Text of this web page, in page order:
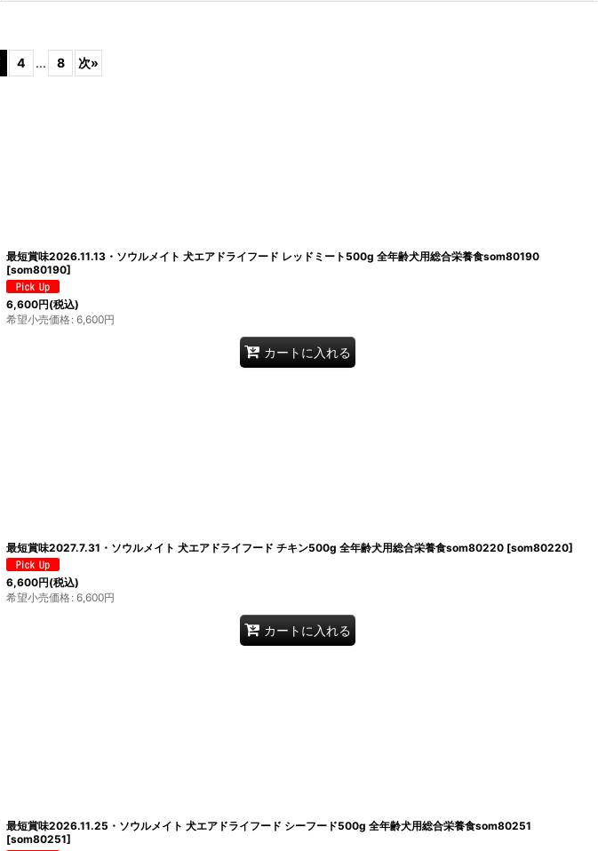
4 ... 8 次»
最短賞味2026.11.13・ソウルメイト 犬エアドライフード レッドミート500g 全年齢犬用総合栄養食som80190
[som80190]
6,600円(税込)
希望小売価格: 6,600円
カートに入れる
最短賞味2027.7.31・ソウルメイト 犬エアドライフード チキン500g 全年齢犬用総合栄養食som80220 [som80220]
6,600円(税込)
希望小売価格: 6,600円
カートに入れる
最短賞味2026.11.25・ソウルメイト 犬エアドライフード シーフード500g 全年齢犬用総合栄養食som80251
[som80251]